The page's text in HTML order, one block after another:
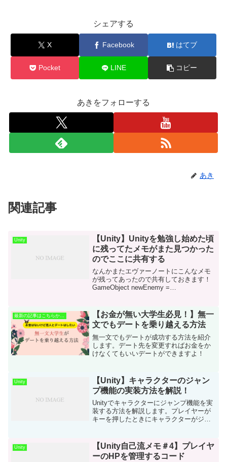
シェアする
X Facebook はてブ
Pocket LINE コピー
あきをフォローする
あき
関連記事
Unity
【Unity】Unityを勉強し始めた頃
に残ってたメモがまた見つかった
のでここに共有する
なんかまたエヴァーノートにこんなメモ
が残ってあったので共有しておきます！
GameObject newEnemy =
最新の記事はこちらから！
【お金が無い大学生必見！】無一
文でもデートを乗り越える方法
無一文でもデートが成功する方法を紹介
します。デート先を変更すればお金をか
けなくてもいいデートができますよ！
Unity
【Unity】キャラクターのジャン
プ機能の実装方法を解説！
Unityでキャラクターにジャンプ機能を実
装する方法を解説します。プレイヤーが
キーを押したときにキャラクターがジャ
などを詳しく説明します。using
UnityEngi...
Unity
【Unity自己流メモ＃4】プレイヤ
ーのHPを管理するコード￼